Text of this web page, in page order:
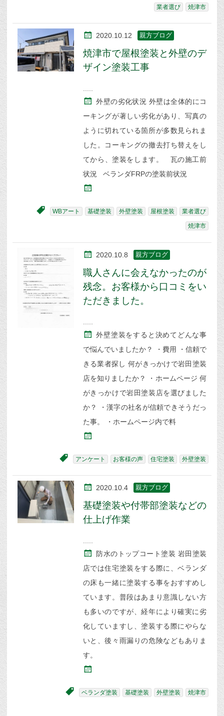
業者選び 焼津市
2020.10.12 親方ブログ
焼津市で屋根塗装と外壁のデ
ザイン塗装工事
外壁の劣化状況 外壁は全体的にコ
ーキングが著しい劣化があり、写真の
ように切れている箇所が多数見られま
した。コーキングの撤去打ち替えをし
てから、塗装をします。 瓦の施工前
状況 ベランダFRPの塗装前状況
WBアート 基礎塗装 外壁塗装 屋根塗装 業者選び
焼津市
2020.10.8 親方ブログ
職人さんに会えなかったのが
残念。お客様から口コミをい
ただきました。
外壁塗装をすると決めてどんな事
で悩んでいましたか？ ・費用 ・信頼で
きる業者探し 何がきっかけで岩田塗装
店を知りましたか？ ・ホームページ 何
がきっかけで岩田塗装店を選びました
か？ ・漢字の社名が信頼できそうだっ
た事。 ・ホームページ内で料
アンケート お客様の声 住宅塗装 外壁塗装
2020.10.4 親方ブログ
基礎塗装や付帯部塗装などの
仕上げ作業
防水のトップコート塗装 岩田塗装
店では住宅塗装をする際に、ベランダ
の床も一緒に塗装する事をおすすめし
ています。普段はあまり意識しない方
も多いのですが、経年により確実に劣
化していますし、塗装する際にやらな
いと、後々雨漏りの危険などもありま
す。
ベランダ塗装 基礎塗装 外壁塗装 焼津市